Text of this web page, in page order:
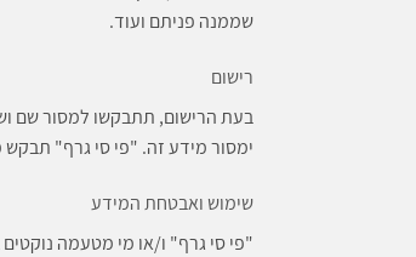
שממנה פניתם ועוד.
רישום
בעת הרישום, תתבקשו למסור שם
ימסור מידע זה. "פי סי גרף"
שימוש ואבטחת המידע
"פי סי גרף" ו/או מי מטעמה